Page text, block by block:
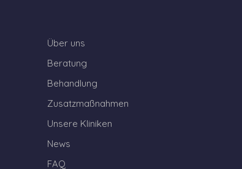
Über uns
Beratung
Behandlung
Zusatzmaßnahmen
Unsere Kliniken
News
FAQ